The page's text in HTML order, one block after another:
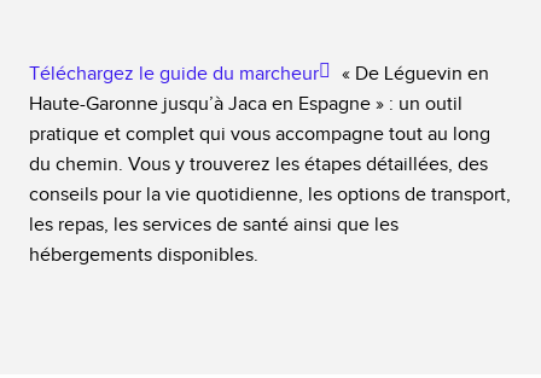
Téléchargez le guide du marcheur
« De Léguevin en
Haute-Garonne jusqu’à Jaca en Espagne » : un outil
pratique et complet qui vous accompagne tout au long
du chemin. Vous y trouverez les étapes détaillées, des
conseils pour la vie quotidienne, les options de transport,
les repas, les services de santé ainsi que les
hébergements disponibles.